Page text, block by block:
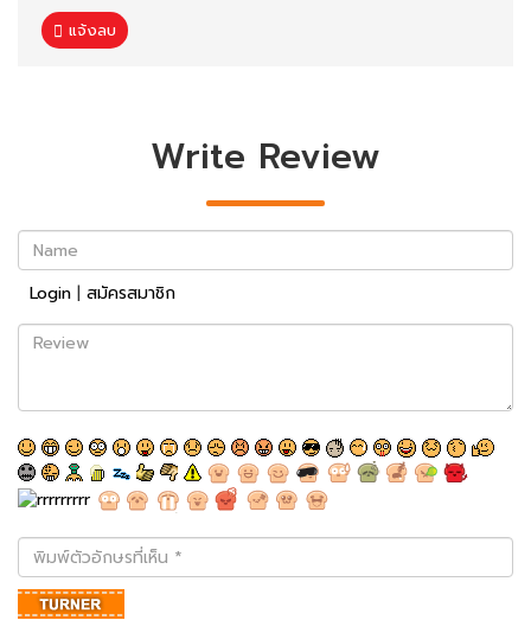
แจ้งลบ
Write Review
Name
Login | สมัครสมาชิก
Review
พิมพ์
ตัว
อักษร
ที่